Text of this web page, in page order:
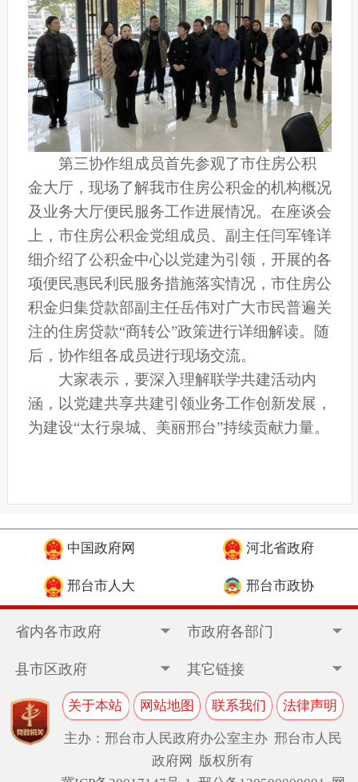
第三协作组成员首先参观了市住房公积
金大厅，现场了解我市住房公积金的机构概况
及业务大厅便民服务工作进展情况。在座谈会
上，市住房公积金党组成员、副主任闫军锋详
细介绍了公积金中心以党建为引领，开展的各
项便民惠民利民服务措施落实情况，市住房公
积金归集贷款部副主任岳伟对广大市民普遍关
注的住房贷款“商转公”政策进行详细解读。随
后，协作组各成员进行现场交流。
大家表示，要深入理解联学共建活动内
涵，以党建共享共建引领业务工作创新发展，
为建设“太行泉城、美丽邢台”持续贡献力量。
中国政府网 河北省政府
邢台市人大 邢台市政协
省内各市政府 市政府各部门
县市区政府 其它链接
关于本站 网站地图 联系我们 法律声明
主办：邢台市人民政府办公室主办 邢台市人民
政府网 版权所有